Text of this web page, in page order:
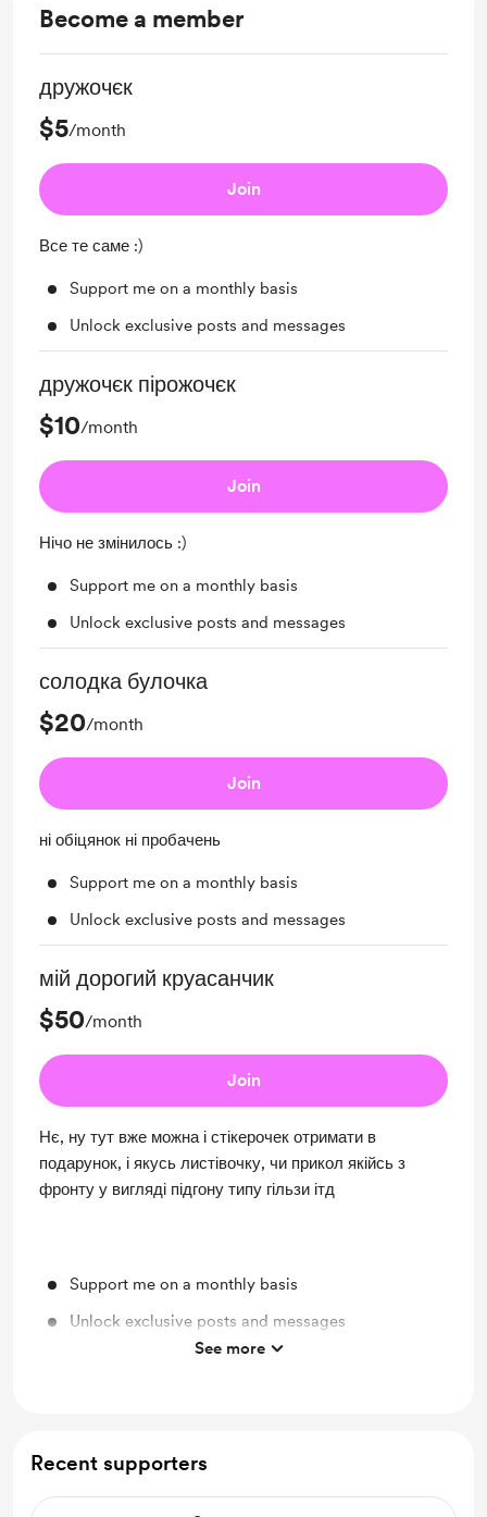
Become a member
дружочєк
$5/month
Join
Все те саме :)
Support me on a monthly basis
Unlock exclusive posts and messages
дружочєк пірожочєк
$10/month
Join
Нічо не змінилось :)
Support me on a monthly basis
Unlock exclusive posts and messages
солодка булочка
$20/month
Join
ні обіцянок ні пробачень
Support me on a monthly basis
Unlock exclusive posts and messages
мій дорогий круасанчик
$50/month
Join
Нє, ну тут вже можна і стікерочек отримати в
подарунок, і якусь листівочку, чи прикол якійсь з
фронту у вигляді підгону типу гільзи ітд
Support me on a monthly basis
Unlock exclusive posts and messages
See more
Recent supporters